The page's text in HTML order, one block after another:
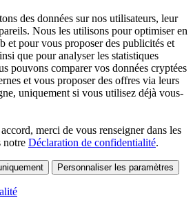
des données sur nos utilisateurs, leur
Nous les utilisons pour optimiser en
et pour vous proposer des publicités et
que pour analyser les statistiques
pouvons comparer vos données cryptées
et vous proposer des offres via leurs
uniquement si vous utilisez déjà vous-
merci de vous renseigner dans les
notre Déclaration de confidentialité.
Personnaliser les paramètres